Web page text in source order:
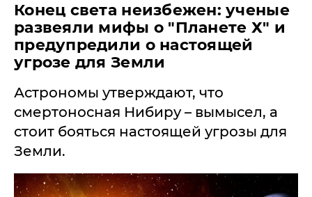
Конец света неизбежен: ученые
развеяли мифы о "Планете Х" и
предупредили о настоящей
угрозе для Земли
Астрономы утверждают, что
смертоносная Нибиру – вымысел, а
стоит бояться настоящей угрозы для
Земли.